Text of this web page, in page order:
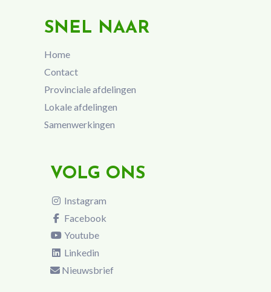
SNEL NAAR
Home
Contact
Provinciale afdelingen
Lokale afdelingen
Samenwerkingen
VOLG ONS
Instagram
Facebook
Youtube
Linkedin
Nieuwsbrief